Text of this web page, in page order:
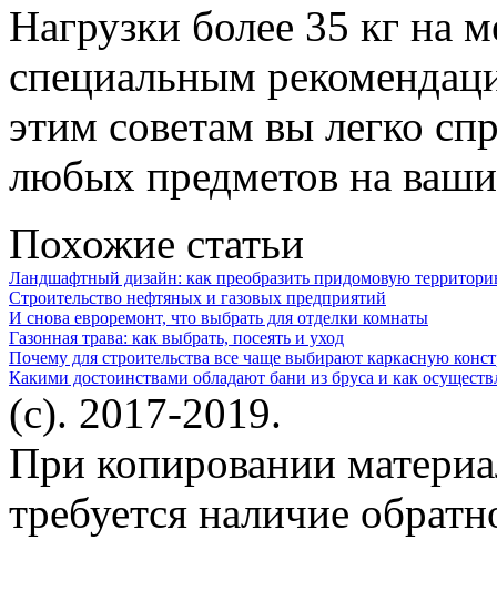
Нагрузки более 35 кг на
специальным
этим советам вы легко
любых предметов на
Похожие статьи
Ландшафтный дизайн: как преобразить придомовую
Строительство нефтяных и газовых предприятий
И снова евроремонт, что выбрать для отделки комнаты
Газонная трава: как выбрать, посеять и уход
Почему для строительства все чаще выбирают каркасную
Какими достоинствами обладают бани из бруса и как
(c). 2017-2019.
При копировании
требуется наличие